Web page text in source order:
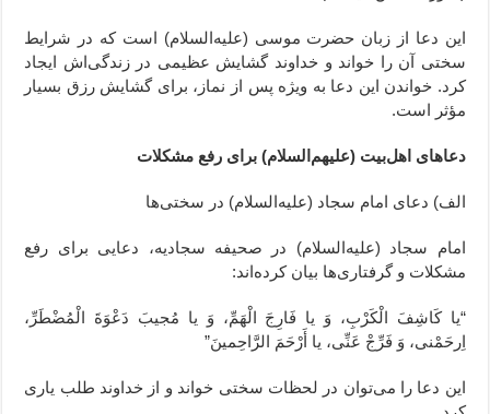
این دعا از زبان حضرت موسی (علیه‌السلام) است که در شرایط
سختی آن را خواند و خداوند گشایش عظیمی در زندگی‌اش ایجاد
کرد. خواندن این دعا به ویژه پس از نماز، برای گشایش رزق بسیار
مؤثر است.
دعاهای اهل‌بیت (علیهم‌السلام) برای رفع مشکلات
الف) دعای امام سجاد (علیه‌السلام) در سختی‌ها
امام سجاد (علیه‌السلام) در صحیفه سجادیه، دعایی برای رفع
مشکلات و گرفتاری‌ها بیان کرده‌اند:
“یا کَاشِفَ الْکَرْبِ، وَ یا فَارِجَ الْهَمِّ، وَ یا مُجیبَ دَعْوَةَ الْمُضْطَرِّ،
اِرحَمْنی، وَ فَرِّجْ عَنِّی، یا أَرْحَمَ الرَّاحِمینَ”
این دعا را می‌توان در لحظات سختی خواند و از خداوند طلب یاری